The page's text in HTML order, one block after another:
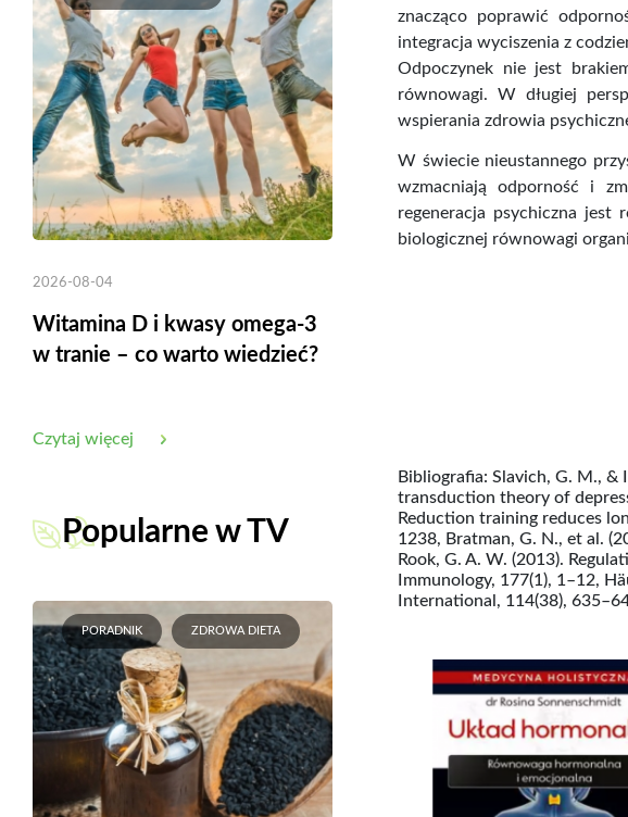
2026-08-04
Witamina D i kwasy omega-3
w tranie – co warto wiedzieć?
Czytaj więcej
Popularne w TV
PORADNIK ZDROWA DIETA
znacząco poprawić
integracja wyciszenia z
Odpoczynek nie jest
równowagi. W długiej
wspierania zdrowia
W świecie nieustannego
wzmacniają odporność i
regeneracja psychiczna
biologicznej równowagi
Bibliografia: Slavich, G. M., &
transduction theory of
Reduction training reduces
1238, Bratman, G. N., et al.
Rook, G. A. W. (2013).
Immunology, 177(1), 1–12,
International, 114(38),
Cena podstawowa
69,00 zł Cena
49,00 zł 250g
Zioła Pana Jana Kubiaka -
ODPORNOŚĆ - 250g